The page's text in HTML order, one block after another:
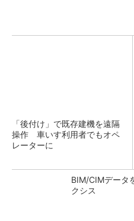
「後付け」で既存建機を遠隔
操作 車いす利用者でもオペ
レーターに
BIM/CIMデータ
クシス